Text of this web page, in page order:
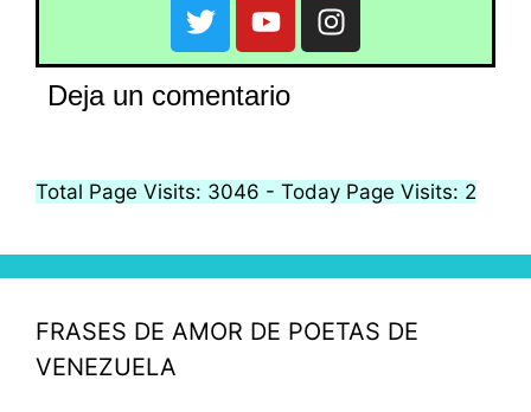
Deja un comentario
Total Page Visits: 3046 - Today Page Visits: 2
FRASES DE AMOR DE POETAS DE
VENEZUELA